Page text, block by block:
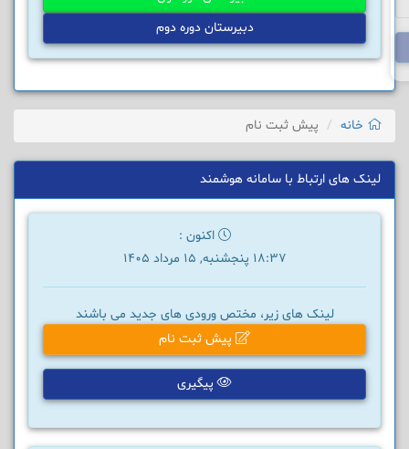
دبیرستان دوره دوم
خانه پیش ثبت نام
لینک های ارتباط با سامانه هوشمند
اکنون :
18:37 پنجشنبه, 15 مرداد 1405
لینک های زیر، مختص ورودی های جدید می باشند
پیش ثبت نام
پیگیری